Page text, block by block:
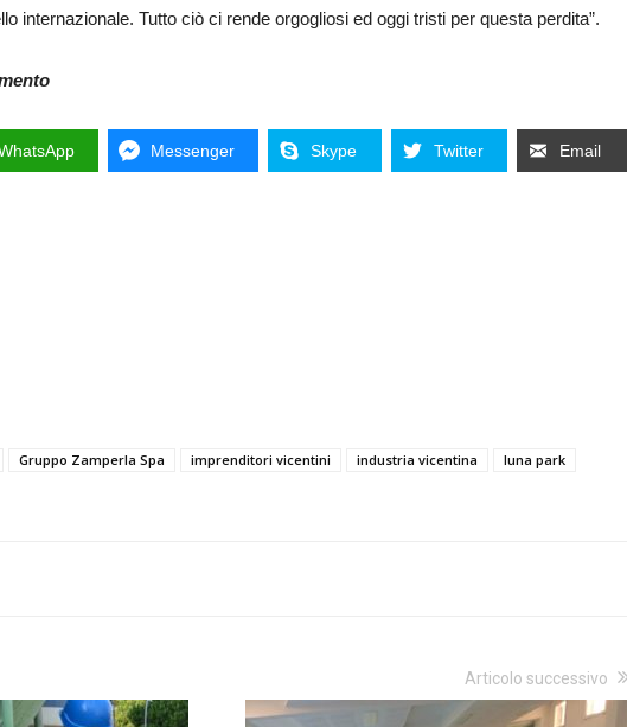
internazionale. Tutto ciò ci rende orgogliosi ed oggi tristi per questa perdita”.
Messenger Skype Twitter Email
Gruppo Zamperla Spa imprenditori vicentini industria vicentina
luna park
Articolo successivo